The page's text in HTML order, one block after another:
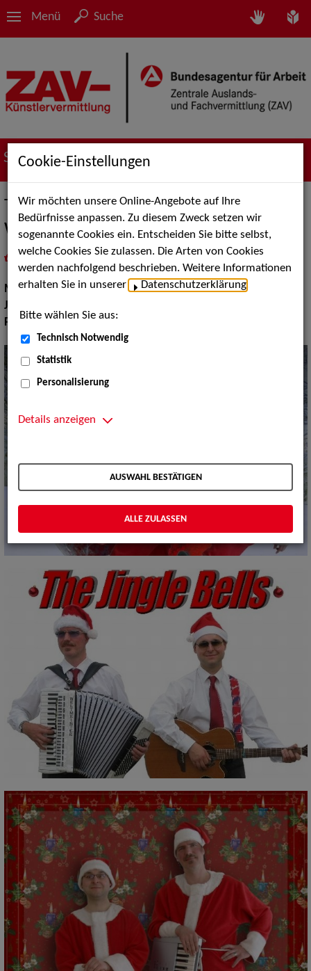
Menü Suche
Suche nach Künstler*innen
The Jingle Bells - Thomas
Wittenbecher
Musik:Pop, Rock & Tanzmusik, Jazz
Jazz:
Pop Rock Tanzmusik:
Cookie-Einstellungen
Wir möchten unsere Online-Angebote auf Ihre
Bedürfnisse anpassen. Zu diesem Zweck setzen wir
sogenannte Cookies ein. Entscheiden Sie bitte selbst,
welche Cookies Sie zulassen. Die Arten von Cookies
werden nachfolgend beschrieben. Weitere Informationen
erhalten Sie in unserer
Datenschutzerklärung
Bitte wählen Sie aus:
Technisch Notwendig
Statistik
Personalisierung
Details anzeigen
AUSWAHL BESTÄTIGEN
ALLE ZULASSEN